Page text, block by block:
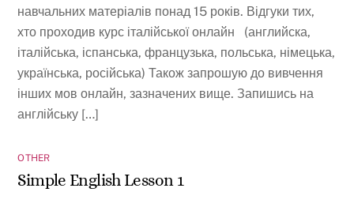
навчальних матеріалів понад 15 років. Відгуки тих,
хто проходив курс італійської онлайн (английска,
італійська, іспанська, французька, польська, німецька,
українська, російська) Також запрошую до вивчення
інших мов онлайн, зазначених вище. Запишись на
англійську […]
OTHER
Simple English Lesson 1